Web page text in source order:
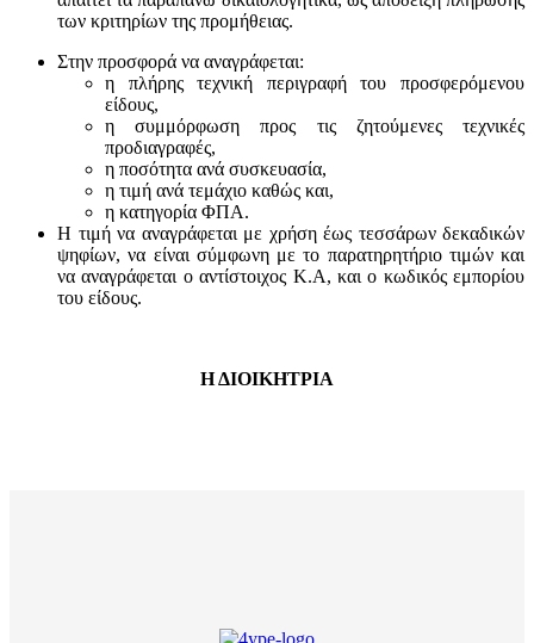
των κριτηρίων της προμήθειας.
Στην προσφορά να αναγράφεται:
η πλήρης τεχνική περιγραφή του προσφερόμενου
είδους,
η συμμόρφωση προς τις ζητούμενες τεχνικές
προδιαγραφές,
η ποσότητα ανά συσκευασία,
η τιμή ανά τεμάχιο καθώς και,
η κατηγορία ΦΠΑ.
Η τιμή να αναγράφεται με χρήση έως τεσσάρων δεκαδικών
ψηφίων, να είναι σύμφωνη με το παρατηρητήριο τιμών και
να αναγράφεται ο αντίστοιχος Κ.Α, και ο κωδικός εμπορίου
του είδους.
Η ΔΙΟΙΚΗΤΡΙΑ